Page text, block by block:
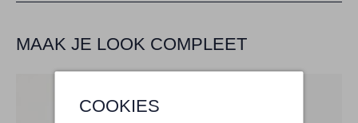
COOKIES
MAAK JE LOOK COMPLEET